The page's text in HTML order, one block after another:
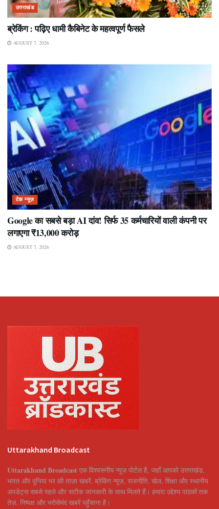
उत्तराखंड
ब्रेकिंग : पढ़िए धामी कैबिनेट के महत्वपूर्ण फैसले
AUGUST 7, 2026
टेक न्यूज़
Google का सबसे बड़ा AI दांव! सिर्फ 35 कर्मचारियों वाली कंपनी पर
लगाएगा ₹13,000 करोड़
AUGUST 7, 2026
Uttarakhand Broadcast
Uttarakhand Broadcast एक विश्वसनीय न्यूज़ पोर्टल है, जहाँ आपको उत्तराखंड,
भारत और दुनिया भर की ताज़ा खबरें, ब्रेकिंग न्यूज़, राजनीति, खेल, शिक्षा और स्थानीय
अपडेट्स सबसे पहले और सटीक जानकारी के साथ मिलते हैं। हमारा उद्देश्य पाठकों तक
तेज़, निष्पक्ष और भरोसेमंद खबरें पहुँचाना है।